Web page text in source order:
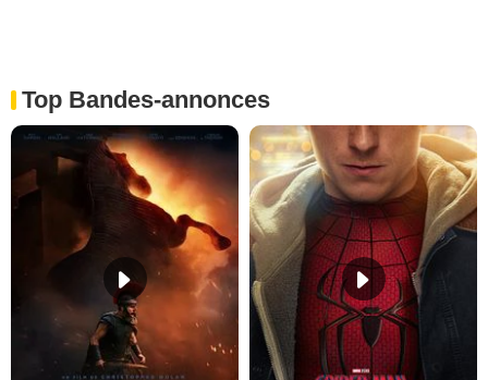
Top Bandes-annonces